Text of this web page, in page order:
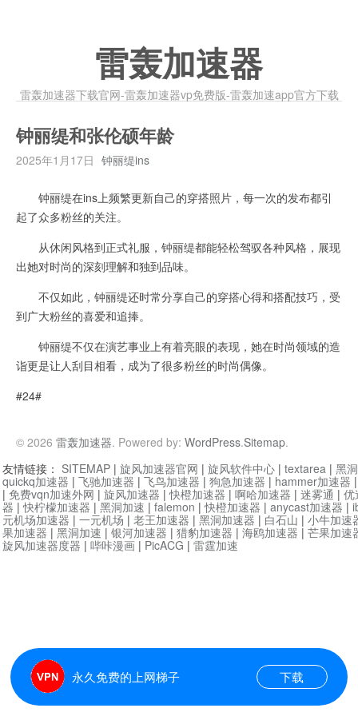
雷轰加速器
雷轰加速器下载官网-雷轰加速器vp免费版-雷轰加速app官方下载
钟丽缇和张伦硕年龄
2025年1月17日 钟丽缇ins
钟丽缇在ins上频繁更新自己的穿搭照片，每一次的发布都引
起了众多粉丝的关注。
从休闲风格到正式礼服，钟丽缇都能轻松驾驭各种风格，展现
出她对时尚的深刻理解和独到品味。
不仅如此，钟丽缇还时常分享自己的穿搭心得和搭配技巧，受
到广大粉丝的喜爱和追捧。
钟丽缇不仅在演艺事业上有着亮眼的表现，她在时尚领域的造
诣更是让人刮目相看，成为了很多粉丝的时尚偶像。
#24#
© 2026 雷轰加速器. Powered by: WordPress.Sitemap.
永久免费的上网梯子 下载
友情链接： SITEMAP | 旋风加速器官网 | 旋风软件中心 | textarea | 黑
quickq加速器 | 飞驰加速器 | 飞鸟加速器 | 狗急加速器 | hammer加速器
| 免费vqn加速外网 | 旋风加速器 |快橙加速器 | 啊哈加速器 | 迷雾通 | 优
器 |快柠檬加速器 | 黑洞加速 | falemon |快橙加速器 | anycast加速器 |
元机场加速器 | 一元机场 | 老王加速器 | 黑洞加速器 | 白石山 | 小牛加速
果加速器 | 黑洞加速 | 银河加速器 | 猎豹加速器 | 海鸥加速器 | 芒果加速
旋风加速器度器 | 哔咔漫画 | PicACG | 雷霆加速